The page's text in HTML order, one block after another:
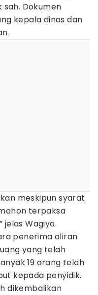
Dokumen
kepala dinas dan
meskipun syarat
terpaksa
jelas Wagiyo.
penerima aliran
yang telah
19 orang telah
kepada penyidik.
dikembalikan